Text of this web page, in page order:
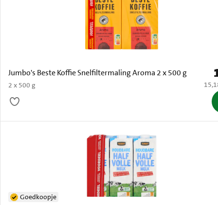
Jumbo's Beste Koffie Snelfiltermaling Aroma 2 x 500 g
2 x 500 g €
Goedkoopje